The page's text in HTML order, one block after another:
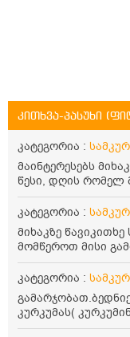
კითხვა-პასუხი
კატეგორია :
მაინტერესებს
წესი, დღის რომელ
არის სასარგებლო
კატეგორია :
მიხაკზე
მომწეროთ მისი
მიხაკის ჩაი.
ოდნავ დაბალი და
კატეგორია :
კურკუმას(
წესი.